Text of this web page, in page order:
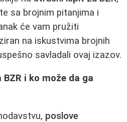
sa brojnim pitanjima i
će vam pružiti
na iskustvima brojnih
savladali ovaj izazov.
i ko može da ga
poslove